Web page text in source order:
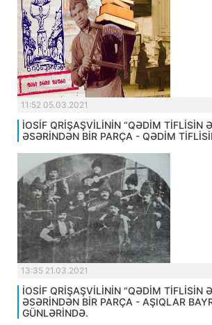
11:52 05.03.2021
İOSİF QRİŞAŞVİLİNİN “QƏDİM TİFLİSİN
ƏSƏRİNDƏN BİR PARÇA - QƏDİM
13:35 21.03.2021
İOSİF QRİŞAŞVİLİNİN “QƏDİM TİFLİSİN
ƏSƏRİNDƏN BİR PARÇA - AŞIQLAR
GÜNLƏRİNDƏ.